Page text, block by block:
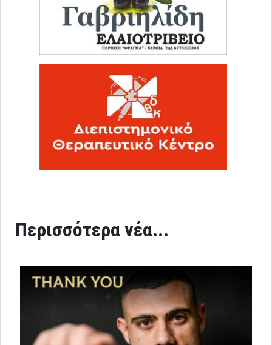
Περισσότερα νέα...